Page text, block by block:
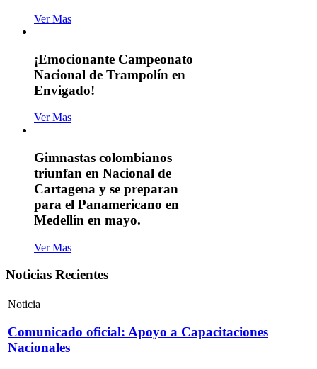
Ver Mas
¡Emocionante Campeonato
Nacional de Trampolín en
Envigado!
Ver Mas
Gimnastas colombianos
triunfan en Nacional de
Cartagena y se preparan
para el Panamericano en
Medellín en mayo.
Ver Mas
Noticias Recientes
Noticia
Comunicado oficial: Apoyo a Capacitaciones
Nacionales